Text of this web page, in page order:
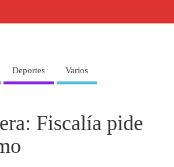
Deportes Varios
Fiscalía pide